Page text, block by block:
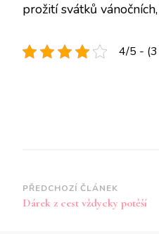
prožití svátků
4/5 -
Navigace
příspěvku
PŘEDCHOZÍ ČLÁNEK
Dárek z cest vždycky potěší